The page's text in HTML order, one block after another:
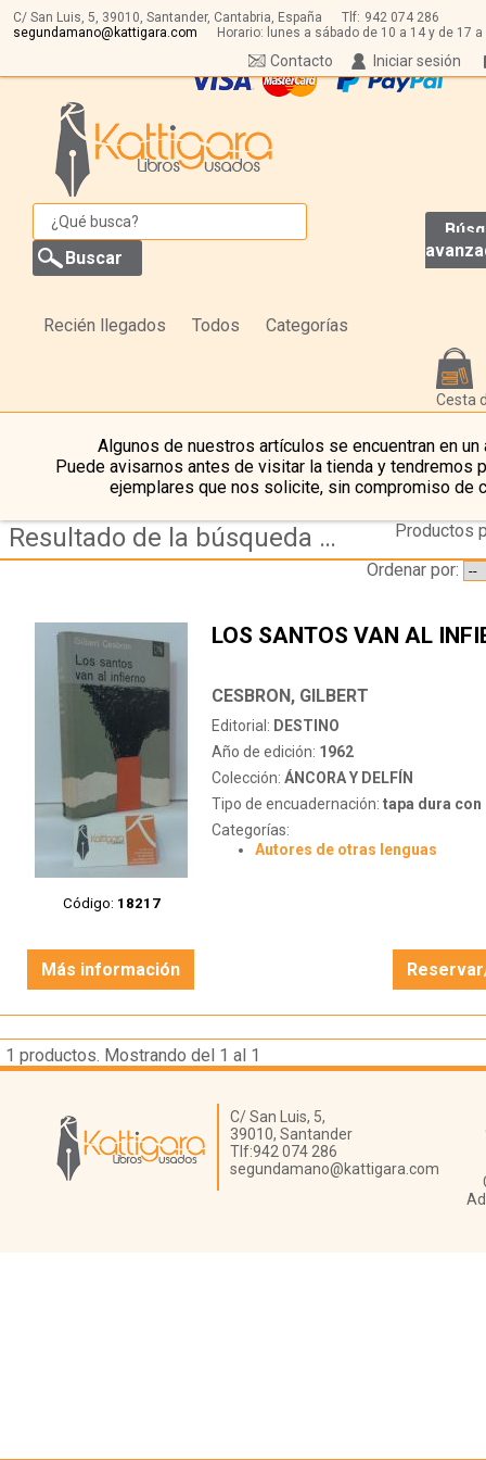
C/ San Luis, 5, 39010, Santander, Cantabria, España Tlf: 942 074 286
segundamano@kattigara.com
Horario: lunes a sábado de 10 a 14 y de 17 a
Iniciar sesión
Contacto
Recién llegados Todos Categorías
Cesta
Algunos de nuestros artículos se encuentran en un
Puede avisarnos antes de visitar la tienda y tendremos
ejemplares que nos solicite, sin compromiso de
Resultado de la búsqueda de autor cesbron gilbert
Productos
Ordenar por:
Código: 18217
LOS SANTOS VAN AL
CESBRON, GILBERT
Editorial: DESTINO
Año de edición: 1962
Colección: ÁNCORA Y DELFÍN
Tipo de encuadernación: tapa dura con
Categorías:
Autores de otras lenguas
Más información
1 productos. Mostrando del 1 al 1
Librería Kattigara
C/ San Luis, 5,
39010, Santander
Tlf:942 074 286
segundamano@kattigara.com